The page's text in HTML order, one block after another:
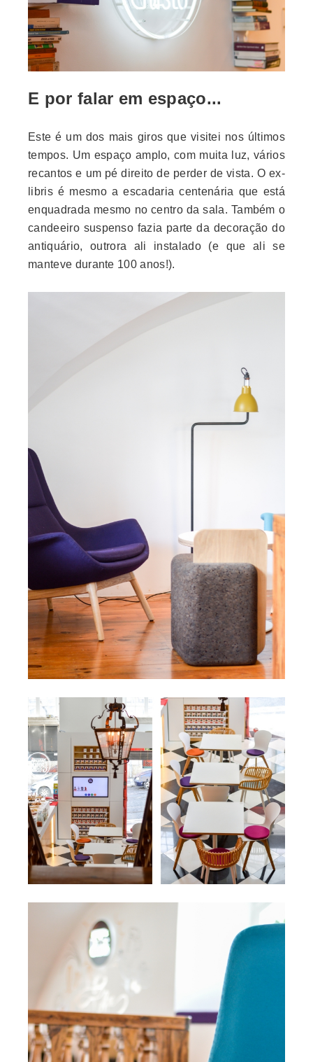
E por falar em espaço...
Este é um dos mais giros que visitei nos últimos
tempos. Um espaço amplo, com muita luz, vários
recantos e um pé direito de perder de vista. O ex-
libris é mesmo a escadaria centenária que está
enquadrada mesmo no centro da sala. Também o
candeeiro suspenso fazia parte da decoração do
antiquário, outrora ali instalado (e que ali se
manteve durante 100 anos!).